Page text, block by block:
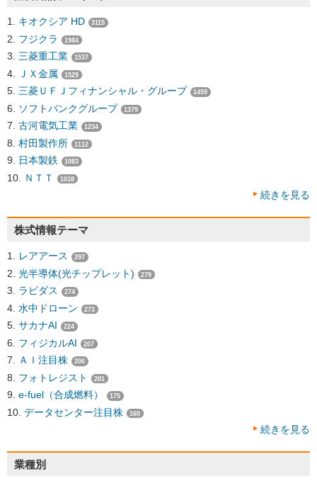
キオクシア HD 3115
フジクラ 1984
三菱重工業 1537
ＪＸ金属 1529
三菱ＵＦＪフィナンシャル・グループ 1459
ソフトバンクグループ 1379
古河電気工業 1234
村田製作所 1112
日本製鉄 1083
ＮＴＴ 1018
続きを見る
株式情報テーマ
レアアース 297
光半導体(光チップレット) 279
ラピダス 274
水中ドローン 273
サカナAI 224
フィジカルAI 207
ＡＩ注目株 206
フォトレジスト 201
e-fuel（合成燃料） 175
データセンター注目株 160
続きを見る
業種別